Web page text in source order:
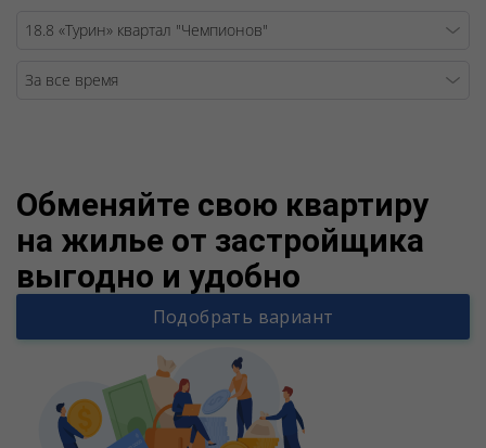
Обменяйте свою квартиру
на жилье от застройщика
выгодно и удобно
Подобрать вариант